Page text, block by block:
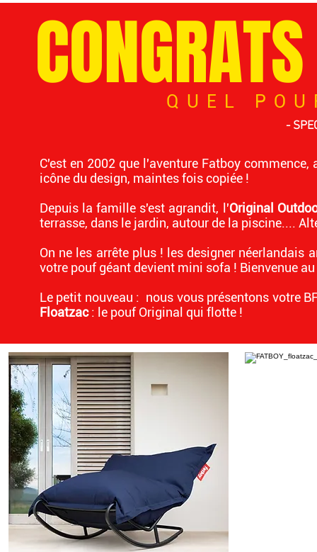
QUEL
-
C'est en 2002 que l'aventure Fatboy
icône du design, maintes fois copiée !
Depuis la famille s'est agrandit, l'Original
terrasse, dans le jardin, autour de la piscine....
On ne les arrête plus ! les designer
votre pouf géant devient mini sofa ! Bienvenue au
Le petit nouveau : nous vous présentons votre
Floatzac: le pouf Original qui flotte !